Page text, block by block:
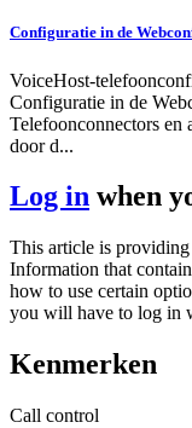
Configuratie in de
VoiceHost-
Configuratie in de
Telefoonconnectors en
door d...
Log in when
This article is
Information that
how to use certain
you will have to log in
Kenmerken
Call control